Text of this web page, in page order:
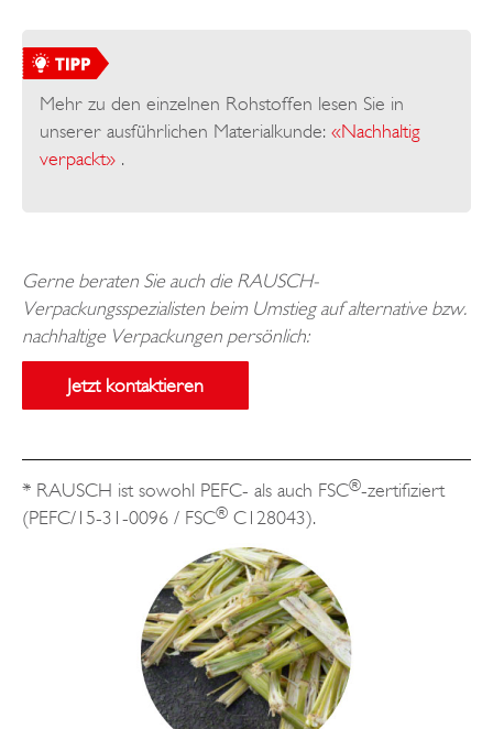
Mehr zu den einzelnen Rohstoffen lesen Sie in
unserer ausführlichen Materialkunde: «Nachhaltig
verpackt» .
Gerne beraten Sie auch die RAUSCH-
Verpackungsspezialisten beim Umstieg auf alternative bzw.
nachhaltige Verpackungen persönlich:
Jetzt kontaktieren
* RAUSCH ist sowohl PEFC- als auch FSC®-zertifiziert
(PEFC/15-31-0096 / FSC® C128043).